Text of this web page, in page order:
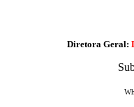
Diretora Geral: